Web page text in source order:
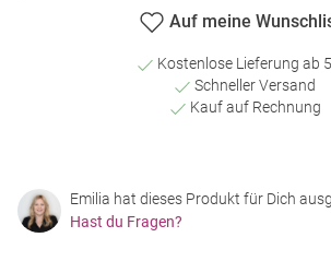
Auf meine
Kostenlose Lieferung ab
Schneller Versand
Kauf auf Rechnung
Emilia hat dieses Produkt für Dich
Hast du Fragen?